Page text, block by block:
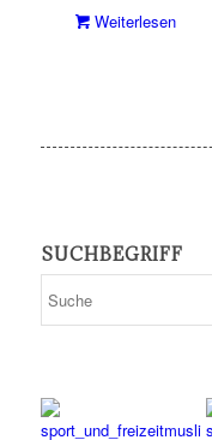
Weiterlesen
SUCHBEGRIFF